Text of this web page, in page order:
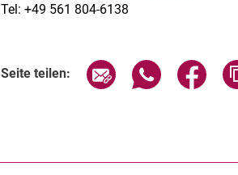
Tel: +49 561 804-6138
Seite teilen: Seite über E-Mail
Seite über